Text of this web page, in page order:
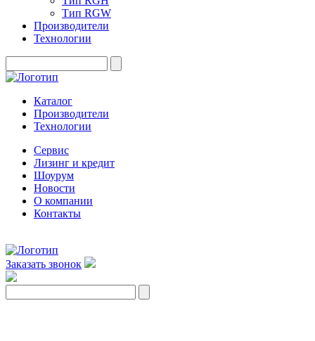
Тип RGW
Производители
Технологии
Каталог
Производители
Технологии
Сервис
Лизинг и кредит
Шоурум
Новости
О компании
Контакты
Заказать звонок